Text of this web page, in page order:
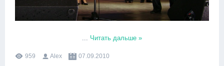
... Читать дальше »
959 Alex 07.09.2010